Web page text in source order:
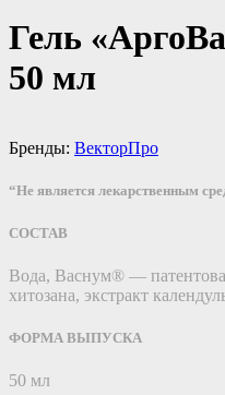
Гель
50 мл
Бренды: ВекторПро
“Не является лекарственным
СОСТАВ
Вода, Васнум® —
хитозана, экстракт
ФОРМА ВЫПУСКА
50 мл